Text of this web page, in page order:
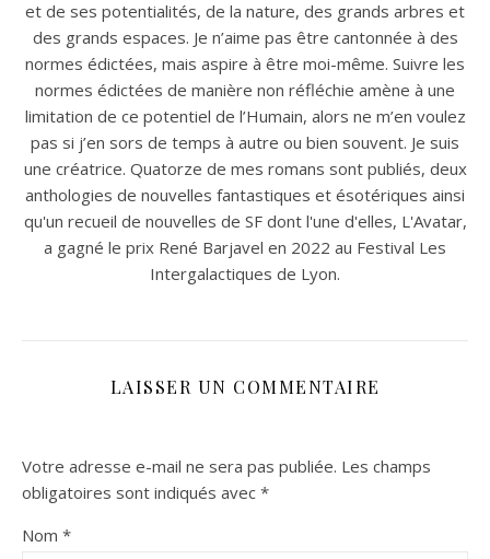
et de ses potentialités, de la nature, des grands arbres et
des grands espaces. Je n’aime pas être cantonnée à des
normes édictées, mais aspire à être moi-même. Suivre les
normes édictées de manière non réfléchie amène à une
limitation de ce potentiel de l’Humain, alors ne m’en voulez
pas si j’en sors de temps à autre ou bien souvent. Je suis
une créatrice. Quatorze de mes romans sont publiés, deux
anthologies de nouvelles fantastiques et ésotériques ainsi
qu'un recueil de nouvelles de SF dont l'une d'elles, L'Avatar,
a gagné le prix René Barjavel en 2022 au Festival Les
Intergalactiques de Lyon.
LAISSER UN COMMENTAIRE
Votre adresse e-mail ne sera pas publiée. Les champs
obligatoires sont indiqués avec *
Nom *